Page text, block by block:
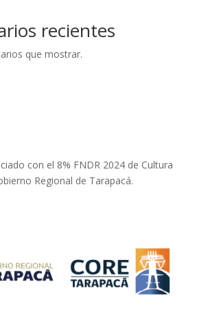
recientes
que mostrar.
con el 8% FNDR 2024 de Cultura
Regional de Tarapacá.